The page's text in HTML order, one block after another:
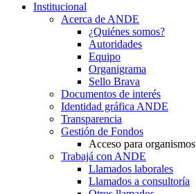
Institucional
Acerca de ANDE
¿Quiénes somos?
Autoridades
Equipo
Organigrama
Sello Brava
Documentos de interés
Identidad gráfica ANDE
Transparencia
Gestión de Fondos
Acceso para
Trabajá con ANDE
Llamados laborales
Llamados a consultoría